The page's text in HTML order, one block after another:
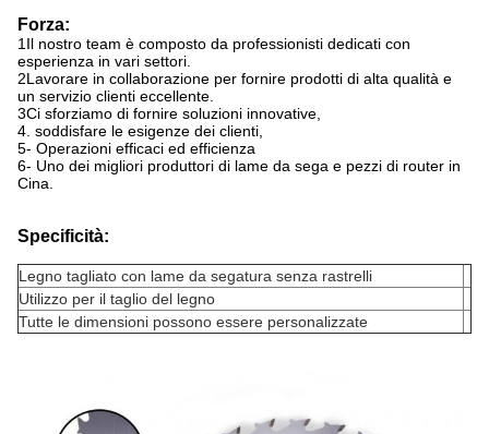
Forza:
1Il nostro team è composto da professionisti dedicati con
esperienza in vari settori.
2Lavorare in collaborazione per fornire prodotti di alta qualità e
un servizio clienti eccellente.
3Ci sforziamo di fornire soluzioni innovative,
4. soddisfare le esigenze dei clienti,
5- Operazioni efficaci ed efficienza
6- Uno dei migliori produttori di lame da sega e pezzi di router in
Cina.
Specificità:
Legno tagliato con lame da segatura senza rastrelli
Utilizzo per il taglio del legno
Tutte le dimensioni possono essere personalizzate